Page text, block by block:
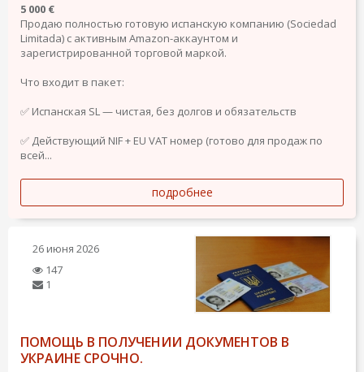
5 000 €
Продаю полностью готовую испанскую компанию (Sociedad
Limitada) с активным Amazon-аккаунтом и
зарегистрированной торговой маркой.
Что входит в пакет:
✅ Испанская SL — чистая, без долгов и обязательств
✅ Действующий NIF + EU VAT номер (готово для продаж по
всей...
подробнее
26 июня 2026
147
1
ПОМОЩЬ В ПОЛУЧЕНИИ ДОКУМЕНТОВ В
УКРАИНЕ СРОЧНО.